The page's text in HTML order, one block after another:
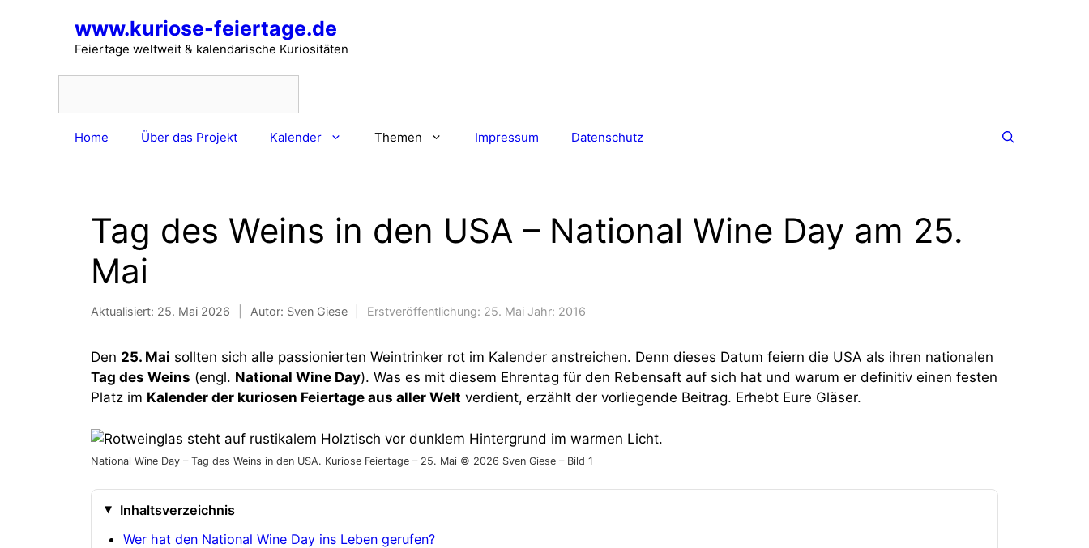
www.kuriose-feiertage.de
Feiertage weltweit & kalendarische Kuriositäten
Home Über das Projekt Kalender Themen Impressum Datenschutz
Tag des Weins in den USA – National Wine Day am 25.
Mai
Aktualisiert: 25. Mai 2026 Autor: Sven Giese Erstveröffentlichung: 25. Mai Jahr: 2016
Den 25. Mai sollten sich alle passionierten Weintrinker rot im Kalender anstreichen. Denn dieses Datum feiern die USA als ihren nationalen
Tag des Weins (engl. National Wine Day). Was es mit diesem Ehrentag für den Rebensaft auf sich hat und warum er definitiv einen festen
Platz im Kalender der kuriosen Feiertage aus aller Welt verdient, erzählt der vorliegende Beitrag. Erhebt Eure Gläser.
National Wine Day – Tag des Weins in den USA. Kuriose Feiertage – 25. Mai © 2026 Sven Giese – Bild 1
Inhaltsverzeichnis
Wer hat den National Wine Day ins Leben gerufen?